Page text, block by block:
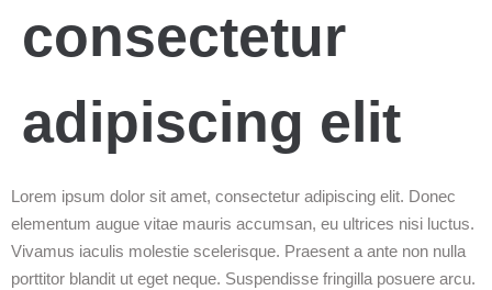
consectetur
adipiscing elit
Lorem ipsum dolor sit amet, consectetur adipiscing elit. Donec
elementum augue vitae mauris accumsan, eu ultrices nisi luctus.
Vivamus iaculis molestie scelerisque. Praesent a ante non nulla
porttitor blandit ut eget neque. Suspendisse fringilla posuere arcu.